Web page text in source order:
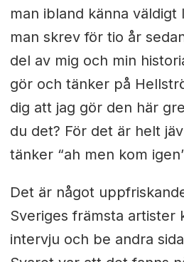
man ibland känna väldigt
man skrev för tio år
del av mig och min
gör och tänker på
dig att jag gör den här
du det? För det är helt
tänker “ah men kom
Det är något
Sveriges främsta artister
intervju och be andra